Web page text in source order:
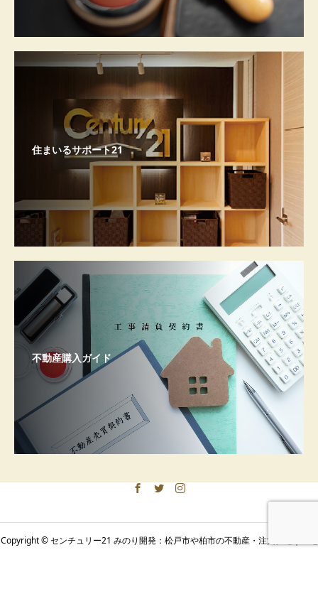
住まいるサポート21
不動産購入ガイド
Copyright © センチュリー21 みのり開発：松戸市や柏市の不動産・注文住宅｜土地
みのり開発 アクセス お問い合わせ